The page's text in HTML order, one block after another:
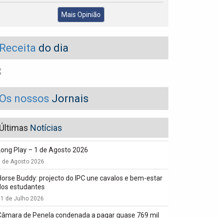
Mais Opinião
do dia
nossos Jornais
Notícias
Play – 1 de Agosto 2026
de Agosto 2026
Buddy: projecto do IPC une cavalos e bem-estar
estudantes
de Julho 2026
de Penela condenada a pagar quase 769 mil